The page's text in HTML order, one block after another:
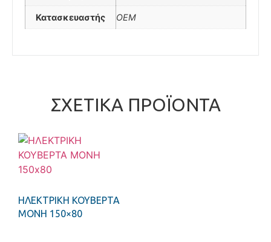
Κατασκευαστής OEM
ΣΧΕΤΙΚΆ ΠΡΟΪΌΝΤΑ
ΗΛΕΚΤΡΙΚΗ ΚΟΥΒΕΡΤΑ
ΜΟΝΗ 150×80